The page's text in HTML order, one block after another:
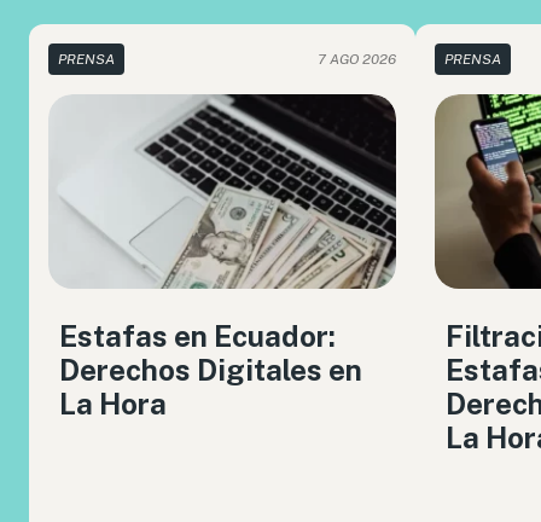
PRENSA 7 AGO 2026
Estafas en Ecuador:
Derechos Digitales en
La Hora
PRENSA
La